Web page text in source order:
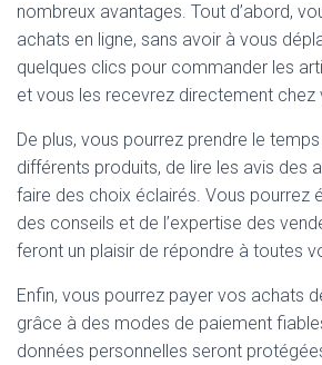
nombreux avantages. Tout d’abord,
achats en ligne, sans avoir à vous
quelques clics pour commander les
et vous les recevrez directement chez
De plus, vous pourrez prendre le
différents produits, de lire les avis des
faire des choix éclairés. Vous pourrez
des conseils et de l’expertise des
feront un plaisir de répondre à toutes
Enfin, vous pourrez payer vos achats
grâce à des modes de paiement
données personnelles seront